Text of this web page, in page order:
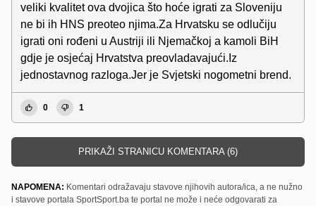
veliki kvalitet ova dvojica što hoće igrati za Sloveniju
ne bi ih HNS preoteo njima.Za Hrvatsku se odlučiju
igrati oni rođeni u Austriji ili Njemačkoj a kamoli BiH
gdje je osjećaj Hrvatstva preovladavajući.Iz
jednostavnog razloga.Jer je Svjetski nogometni brend.
0 1
PRIKAŽI STRANICU KOMENTARA (6)
NAPOMENA: Komentari odražavaju stavove njihovih autora/ica, a ne nužno
i stavove portala SportSport.ba te portal ne može i neće odgovarati za